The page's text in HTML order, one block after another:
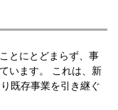
とにとどまらず、事
います。 これは、新
既存事業を引き継ぐ